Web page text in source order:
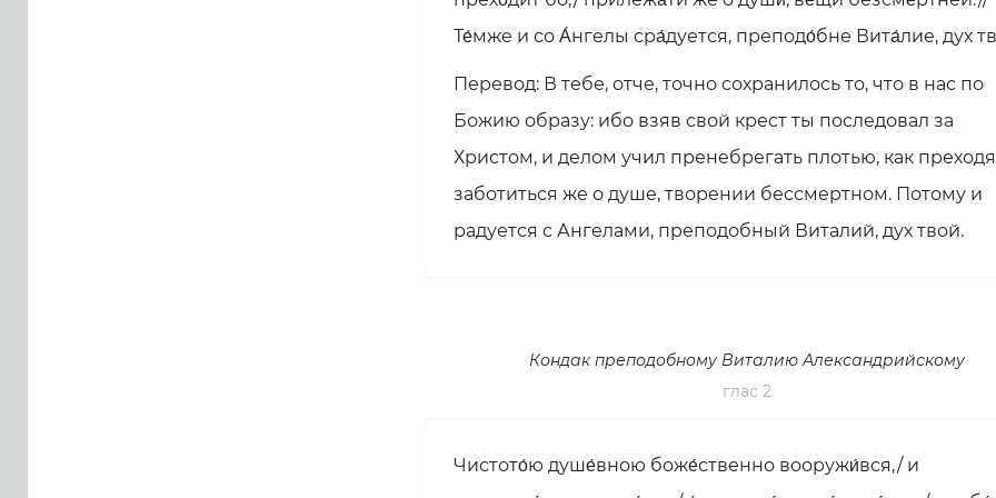
Те́мже и со А́нгелы сра́дуется, преподо́бне Вита́лие, дух
Перевод: В тебе, отче, точно сохранилось то, что в нас по
Божию образу: ибо взяв свой крест ты последовал за
Христом, и делом учил пренебрегать плотью, как
заботиться же о душе, творении бессмертном. Потому и
радуется с Ангелами, преподобный Виталий, дух твой.
Кондак преподобному Виталию Александрийскому
глас 2
Чистото́ю душе́вною боже́ственно вооружи́вся,/ и